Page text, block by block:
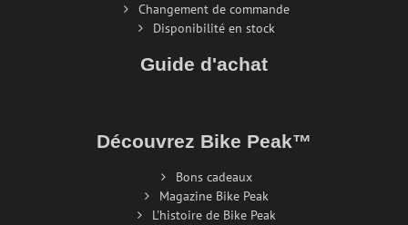
Changement de commande
Disponibilité en stock
Guide d'achat
Découvrez Bike Peak™
Bons cadeaux
Magazine Bike Peak
L'histoire de Bike Peak